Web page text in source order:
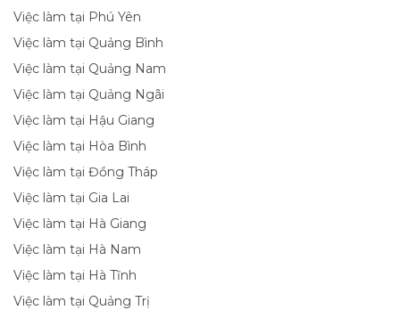
Việc làm tại Phú Yên
Việc làm tại Quảng Bình
Việc làm tại Quảng Nam
Việc làm tại Quảng Ngãi
Việc làm tại Hậu Giang
Việc làm tại Hòa Bình
Việc làm tại Đồng Tháp
Việc làm tại Gia Lai
Việc làm tại Hà Giang
Việc làm tại Hà Nam
Việc làm tại Hà Tĩnh
Việc làm tại Quảng Trị